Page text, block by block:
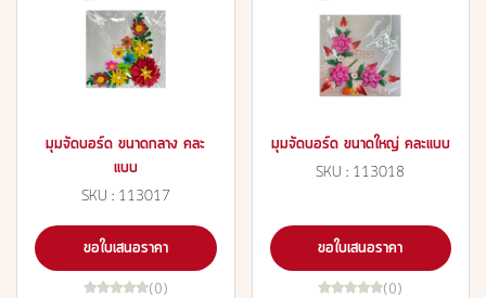
มุมจัดบอร์ด ขนาดกลาง คละ
แบบ
SKU : 113017
ขอใบเสนอราคา
(0)
มุมจัดบอร์ด ขนาดใหญ่ คละแบบ
SKU : 113018
ขอใบเสนอราคา
(0)